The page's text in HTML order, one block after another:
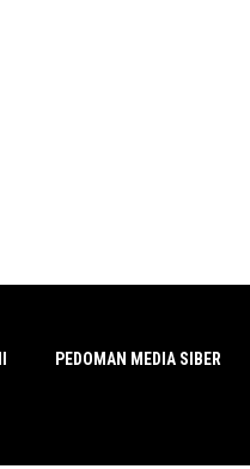
PEDOMAN MEDIA SIBER